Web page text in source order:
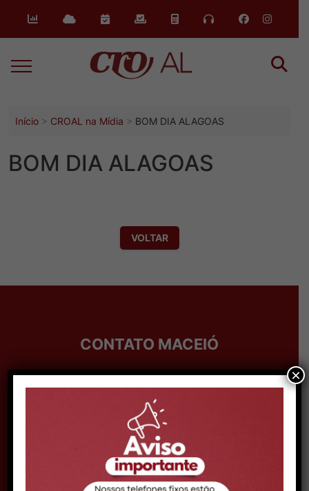
conteúdo
Início CROAL na Mídia BOM DIA ALAGOAS
BOM DIA ALAGOAS
VOLTAR
CONTATO MACEIÓ
Telefone:Telefone: (82) 99161-0888
08h às 14h
comunicacao@croal.org.br
Rua Coronel Francisco Silva, 290,
Bairro Pitanguinha – CEP 57052-190 –
Maceió/AL
×